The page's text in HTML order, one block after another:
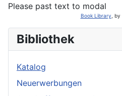
Please past text to modal
Book Library ,
Bibliothek
Katalog
Neuerwerbungen